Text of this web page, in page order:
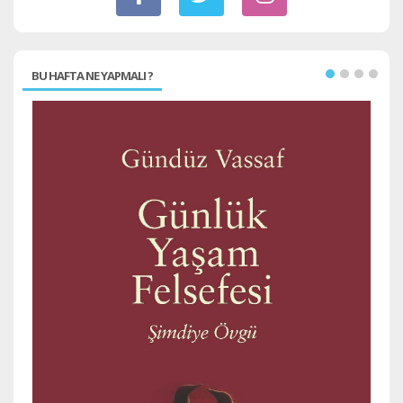
BU HAFTA NE YAPMALI ?